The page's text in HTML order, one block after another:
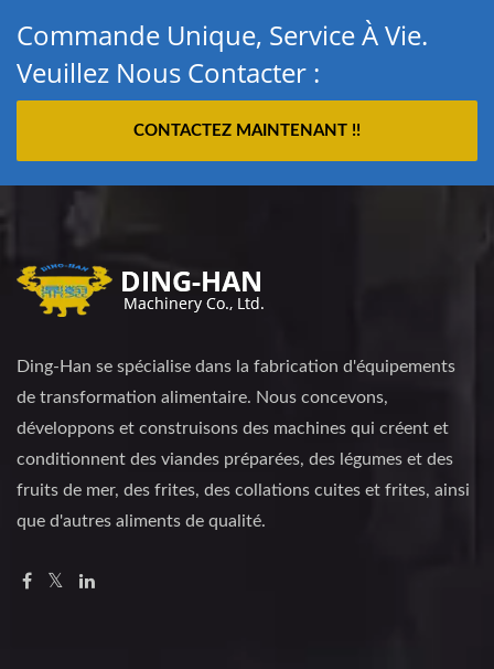
Commande Unique, Service À Vie.
Veuillez Nous Contacter :
CONTACTEZ MAINTENANT !!
Ding-Han se spécialise dans la fabrication d'équipements
de transformation alimentaire. Nous concevons,
développons et construisons des machines qui créent et
conditionnent des viandes préparées, des légumes et des
fruits de mer, des frites, des collations cuites et frites, ainsi
que d'autres aliments de qualité.